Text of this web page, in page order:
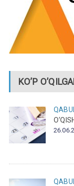
KO’P
QABUL
QABUL